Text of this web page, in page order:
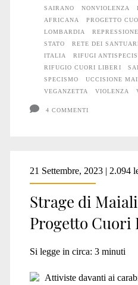
SAIRANO
NONVIOLENZA
AFRICANA
PROGETTO
LOMBARDIA
STATO
RETE DEI
ITALIA
RIFUGI
RIFUGIO CUORI LIBERI
SPECISMO
UCCISIONE
VEGANZETTA
VIOLENZA
4 COMMENTI
21 Settembre, 2023 | 2.094
Strage di
Progetto Cuori
Si legge in circa: 3 minuti